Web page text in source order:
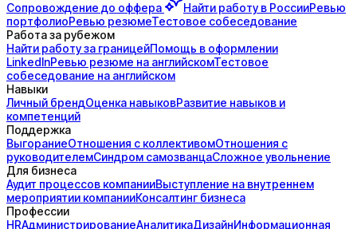
Сопровождение до оффера Найти работу в РоссииРевью
портфолиоРевью резюмеТестовое собеседование
Работа за рубежом
Найти работу за границейПомощь в оформлении
LinkedInРевью резюме на английскомТестовое
собеседование на английском
Навыки
Личный брендОценка навыковРазвитие навыков и
компетенций
Поддержка
ВыгораниеОтношения с коллективомОтношения с
руководителемСиндром самозванцаСложное увольнение
Для бизнеса
Аудит процессов компанииВыступление на внутреннем
мероприятии компанииКонсалтинг бизнеса
Профессии
HRАдминистрированиеАналитикаДизайнИнформационная